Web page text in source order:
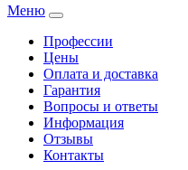
Meню
Профессии
Цены
Оплата и доставка
Гарантия
Вопросы и ответы
Информация
Отзывы
Контакты